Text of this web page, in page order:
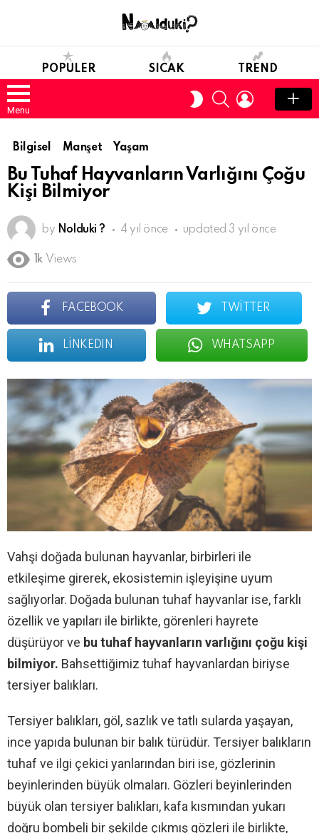
POPULER SICAK TREND
Menu
SWITCH
SKIN
SEARCHLOGIN
Bilgisel Manşet Yaşam
Bu Tuhaf Hayvanların Varlığını Çoğu
Kişi Bilmiyor
by Nolduki ? 4 yıl önce updated 3 yıl önce
1k Views
FACEBOOK TWITTER
LINKEDIN WHATSAPP
Vahşi doğada bulunan hayvanlar, birbirleri ile
etkileşime girerek, ekosistemin işleyişine uyum
sağlıyorlar. Doğada bulunan tuhaf hayvanlar ise, farklı
özellik ve yapıları ile birlikte, görenleri hayrete
düşürüyor ve bu tuhaf hayvanların varlığını çoğu kişi
bilmiyor. Bahsettiğimiz tuhaf hayvanlardan biriyse
tersiyer balıkları.
Tersiyer balıkları, göl, sazlık ve tatlı sularda yaşayan,
ince yapıda bulunan bir balık türüdür. Tersiyer balıkların
tuhaf ve ilgi çekici yanlarından biri ise, gözlerinin
beyinlerinden büyük olmaları. Gözleri beyinlerinden
büyük olan tersiyer balıkları, kafa kısmından yukarı
doğru bombeli bir şekilde çıkmış gözleri ile birlikte,